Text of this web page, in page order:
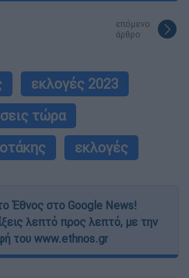
επόμενο
άρθρο
εκλογές 2023
τώρα
εκλογές
Έθνος στο Google News!
λεπτό προς λεπτό, με την
του www.ethnos.gr